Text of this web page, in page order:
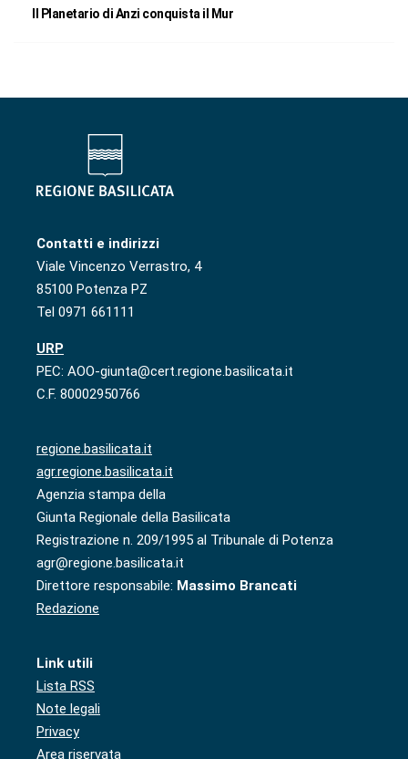
Il Planetario di Anzi conquista il Mur
Contatti e indirizzi
Viale Vincenzo Verrastro, 4
85100 Potenza PZ
Tel 0971 661111
URP
PEC: AOO-giunta@cert.regione.basilicata.it
C.F. 80002950766
regione.basilicata.it
agr.regione.basilicata.it
Agenzia stampa della
Giunta Regionale della Basilicata
Registrazione n. 209/1995 al Tribunale di Potenza
agr@regione.basilicata.it
Direttore responsabile: Massimo Brancati
Redazione
Link utili
Lista RSS
Note legali
Privacy
Area riservata